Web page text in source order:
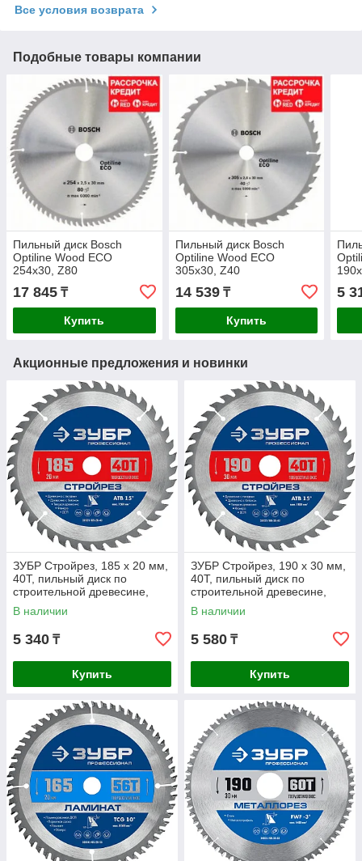
Все условия возврата
Подобные товары компании
Пильный диск Bosch
Optiline Wood ECO
254х30, Z80
17 845 ₸
Купить
Пильный диск Bosch
Optiline Wood ECO
305х30, Z40
14 539₸
Купить
5
Акционные предложения и новинки
ЗУБР Стройрез, 185 х 20 мм,
40Т, пильный диск по
строительной древесине,
Профессионал (36931-185-
20-40)
В наличии
5 340 ₸
Купить
ЗУБР Стройрез, 190 х 30 мм,
40Т, пильный диск по
строительной древесине,
Профессионал (36931-190-
30-40)
В наличии
5 580 ₸
Купить